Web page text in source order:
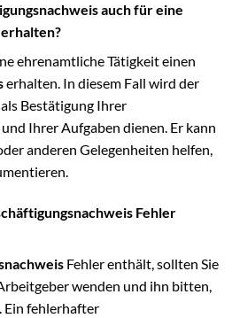
auch für eine
ehrenamtliche Tätigkeit einen
erhalten. In diesem Fall wird der
Bestätigung Ihrer
Ihrer Aufgaben dienen. Er kann
anderen Gelegenheiten helfen,
Fehler
Fehler enthält, sollten Sie
wenden und ihn bitten,
Ein fehlerhafter